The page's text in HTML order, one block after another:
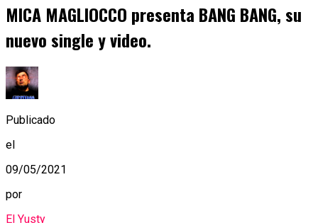
MICA MAGLIOCCO presenta BANG BANG, su
nuevo single y video.
Publicado
el
09/05/2021
por
El Yusty